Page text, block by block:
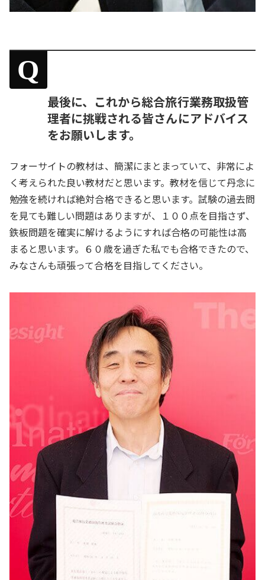
Q
最後に、これから総合旅行業務取扱管
理者に挑戦される皆さんにアドバイス
をお願いします。
フォーサイトの教材は、簡潔にまとまっていて、非常によ
く考えられた良い教材だと思います。教材を信じて丹念に
勉強を続ければ絶対合格できると思います。試験の過去問
を見ても難しい問題はありますが、１００点を目指さず、
鉄板問題を確実に解けるようにすれば合格の可能性は高
まると思います。６０歳を過ぎた私でも合格できたので、
みなさんも頑張って合格を目指してください。